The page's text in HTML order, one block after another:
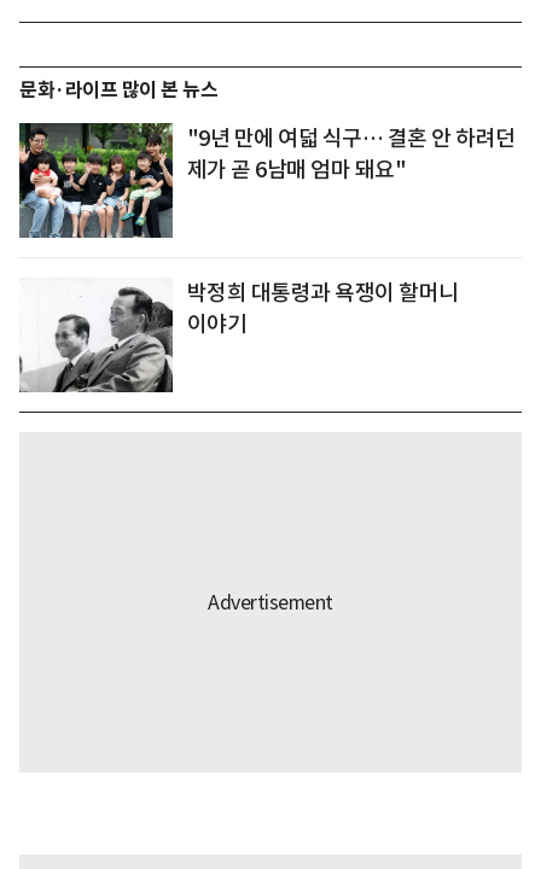
문화·라이프 많이 본 뉴스
"9년 만에 여덟 식구… 결혼 안 하려던
제가 곧 6남매 엄마 돼요"
박정희 대통령과 욕쟁이 할머니
이야기